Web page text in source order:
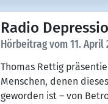
Radio
Hörbeitrag vom 11. April
Thomas Rettig
Menschen, denen
geworden ist – von